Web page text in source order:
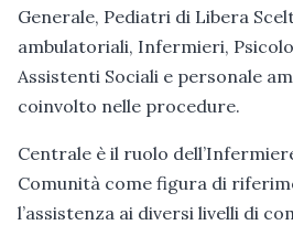
Generale, Pediatri di Libera
ambulatoriali, Infermieri,
Assistenti Sociali e personale
coinvolto nelle procedure.
Centrale è il ruolo
Comunità come figura di
l’assistenza ai diversi livelli di